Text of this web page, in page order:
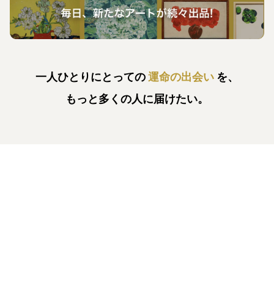
一人ひとりにとっての運命の出会い を、
もっと多くの人に届けたい。